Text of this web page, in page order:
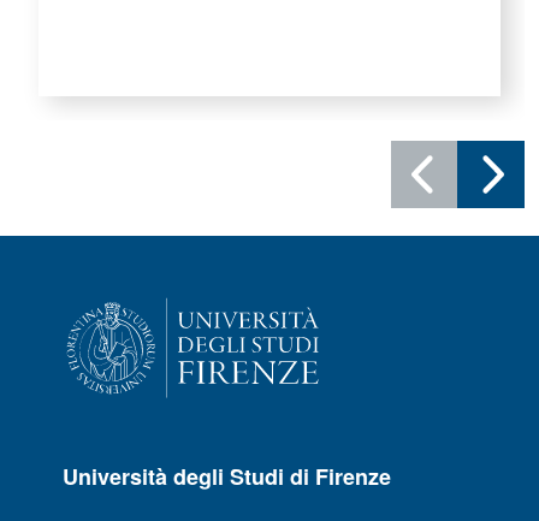
Università degli Studi di Firenze